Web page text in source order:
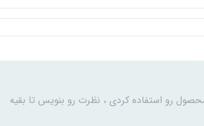
رو استفاده کردی ، نظرت رو بنویس تا بقیه